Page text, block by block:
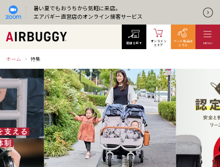
暑い夏でもおうちから気軽に来店。
エアバギー直営店のオンライン接客サービス
ホーム 特集
店舗を探す
オンライン
ストア
ペット製品は
こちら
MENU